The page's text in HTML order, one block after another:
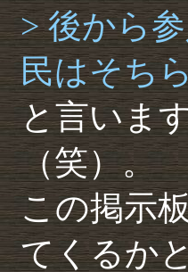
> 後から
民はそち
と言いま
（笑）。
この掲示
てくるか